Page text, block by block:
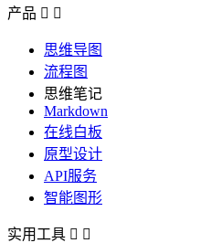
产品  
思维导图
流程图
思维笔记
Markdown
在线白板
原型设计
API服务
智能图形
实用工具  